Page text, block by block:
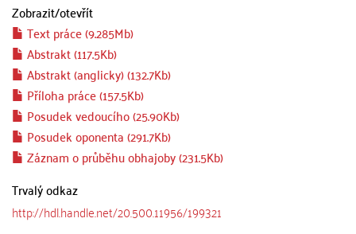
Zobrazit/otevřít
Text práce (9.285Mb)
Abstrakt (117.5Kb)
Abstrakt (anglicky) (132.7Kb)
Příloha práce (157.5Kb)
Posudek vedoucího (25.90Kb)
Posudek oponenta (291.7Kb)
Záznam o průběhu obhajoby (231.5Kb)
Trvalý odkaz
http://hdl.handle.net/20.500.11956/199321